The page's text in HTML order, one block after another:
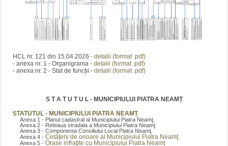
HCL nr. 121 din 15.04.2026 - detalii (format .pdf)
- anexa nr. 1 - Organigrama - detalii (format .pdf)
- anexa nr. 2 - Stat de funcții - detalii (format .pdf)
S T A T U T U L - MUNICIPIULUI PIATRA NEAMȚ
STATUTUL - MUNICIPIULUI PIATRA NEAMȚ
Anexa 1 - Planul cadastral al Municipiului Piatra Neamţ
Anexa 2 - Reteaua stradala a Municipiului Piatra Neamţ
Anexa 3 - Componenta Consiliului Local Piatra Neamţ
Anexa 4 - Cetăţeni de onoare ai Municipiului Piatra Neamţ
Anexa 5 - Orase infraţite cu Municipiului Piatra Neamţ